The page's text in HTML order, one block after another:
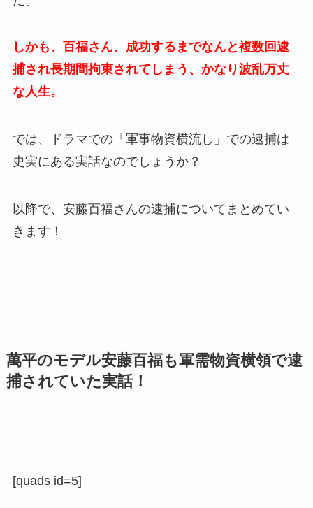
しかも、百福さん、成功するまでなんと複数回逮
捕され長期間拘束されてしまう、かなり波乱万丈
な人生。
では、ドラマでの「軍事物資横流し」での逮捕は
史実にある実話なのでしょうか？
以降で、安藤百福さんの逮捕についてまとめてい
きます！
萬平のモデル安藤百福も軍需物資横領で逮
捕されていた実話！
[quads id=5]